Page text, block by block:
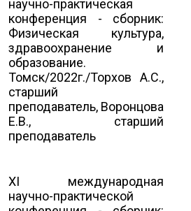
научно-практическая
конференция - сборник:
Физическая культура,
здравоохранение и
образование.
Томск/2022г./Торхов А.С.,
старший
преподаватель, Воронцова
Е.В., старший
преподаватель
XI международная
научно-практической